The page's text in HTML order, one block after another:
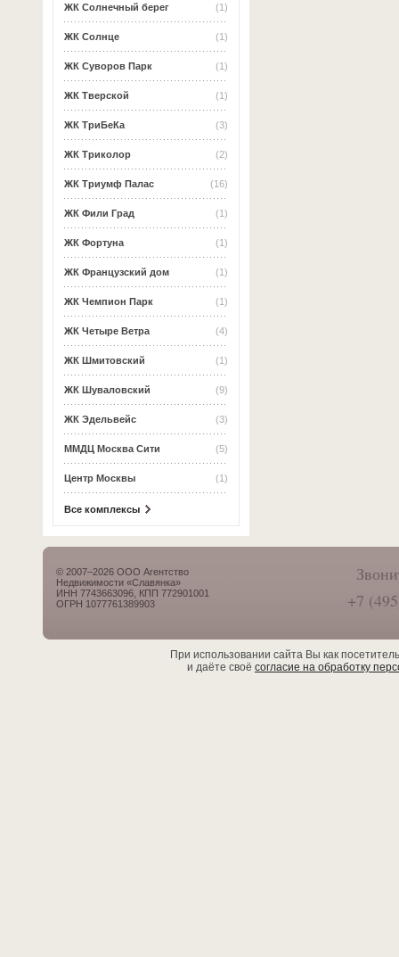
(1)
ЖК Солнечный берег
(1)
ЖК Солнце
(1)
ЖК Суворов Парк
(1)
ЖК Тверской
(3)
ЖК ТриБеКа
(2)
ЖК Триколор
(16)
ЖК Триумф Палас
(1)
ЖК Фили Град
(1)
ЖК Фортуна
(1)
ЖК Французский дом
(1)
ЖК Чемпион Парк
(4)
ЖК Четыре Ветра
(1)
ЖК Шмитовский
(9)
ЖК Шуваловский
(3)
ЖК Эдельвейс
(5)
ММДЦ Москва Сити
(1)
Центр Москвы
Все комплексы
© 2007–2026 ООО Агентство
Недвижимости «Славянка»
ИНН 7743663096, КПП 772901001
ОГРН 1077761389903
+7
При использовании сайта Вы как
и даёте своё согласие на обработку